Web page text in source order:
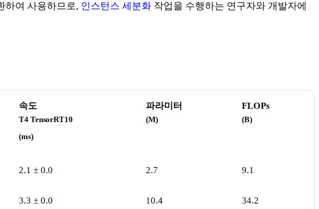
하여 사용하므로, 인스턴스 세분화 작업을 수행하는 연구자와 개발자에
속도
T4 TensorRT10
(ms)
파라미터
(M)
FLOPs
(B)
2.1 ± 0.0 2.7 9.1
3.3 ± 0.0 10.4 34.2